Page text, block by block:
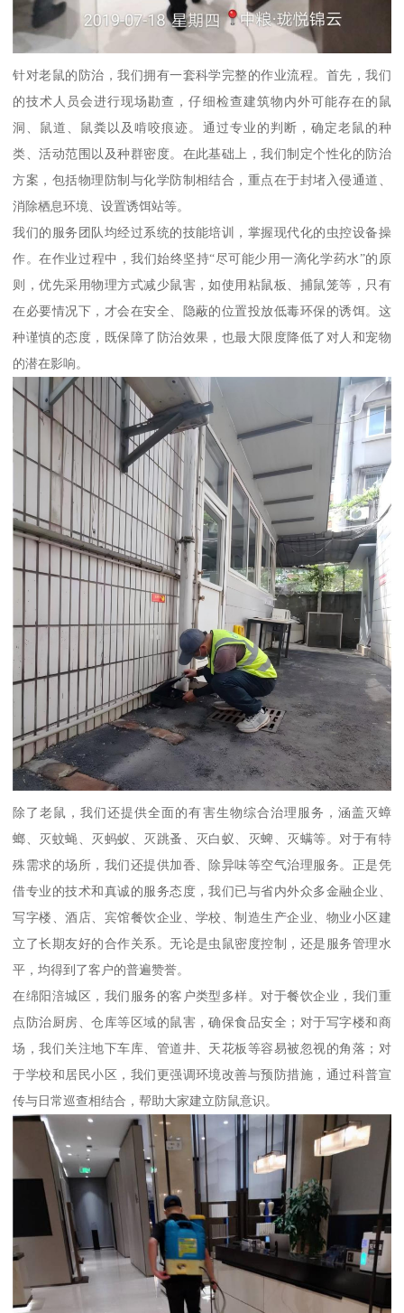
针对老鼠的防治，我们拥有一套科学完整的作业流程。首先，我们
的技术人员会进行现场勘查，仔细检查建筑物内外可能存在的鼠
洞、鼠道、鼠粪以及啃咬痕迹。通过专业的判断，确定老鼠的种
类、活动范围以及种群密度。在此基础上，我们制定个性化的防治
方案，包括物理防制与化学防制相结合，重点在于封堵入侵通道、
消除栖息环境、设置诱饵站等。
我们的服务团队均经过系统的技能培训，掌握现代化的虫控设备操
作。在作业过程中，我们始终坚持“尽可能少用一滴化学药水”的原
则，优先采用物理方式减少鼠害，如使用粘鼠板、捕鼠笼等，只有
在必要情况下，才会在安全、隐蔽的位置投放低毒环保的诱饵。这
种谨慎的态度，既保障了防治效果，也最大限度降低了对人和宠物
的潜在影响。
除了老鼠，我们还提供全面的有害生物综合治理服务，涵盖灭蟑
螂、灭蚊蝇、灭蚂蚁、灭跳蚤、灭白蚁、灭蜱、灭螨等。对于有特
殊需求的场所，我们还提供加香、除异味等空气治理服务。正是凭
借专业的技术和真诚的服务态度，我们已与省内外众多金融企业、
写字楼、酒店、宾馆餐饮企业、学校、制造生产企业、物业小区建
立了长期友好的合作关系。无论是虫鼠密度控制，还是服务管理水
平，均得到了客户的普遍赞誉。
在绵阳涪城区，我们服务的客户类型多样。对于餐饮企业，我们重
点防治厨房、仓库等区域的鼠害，确保食品安全；对于写字楼和商
场，我们关注地下车库、管道井、天花板等容易被忽视的角落；对
于学校和居民小区，我们更强调环境改善与预防措施，通过科普宣
传与日常巡查相结合，帮助大家建立防鼠意识。